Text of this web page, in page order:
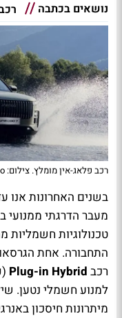
נושאים בכתבה
רכב פלאג-אין מומלץ. צילום: Jaecoo
בשנים האחרונות
מעבר הדרגתי ממנועי
טכנולוגיות
התחבורה. אחת
רכב Plug-in Hybrid
למנוע חשמלי נטען.
מיתרונות חיסכון